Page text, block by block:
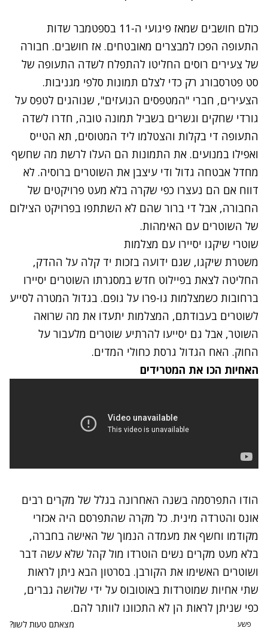
כולם חושבים שמאז פיגועי ה-11 בספטמבר שדות
התעופה הפכו למבצרים מאובטחים. אז חושבים. חבורה
של צעירים רוסים החליטו להתפלח לשדה התעופה של
סט פטרסבורג רק כדי לצלם תמונות סלפי מגניבות.
הצעירים, חברי "המטפסים הנועזים", שנוהגים לטפס על
גורדי שחקים וגשרים בשביל תמונה טובה, חדרו לשדה
התעופה די בקלות והצטלמו ליד המטוסים, תא הטייס
ואפילו במנועים. את התמונות הם העלו לרשת מה שחשף
מחדל אבטחה גדול ודי עיצבן את השוטרים ברוסיה. לא
דווח אם הם נעצרו כפי שקרה בלא מעט פרויקטים של
החבורה, אבל די ברור שהם לא השתתפו בפרויקט הצילום
של השוטרים עם האימהות.
שוטרי שיקגו יסיירו עם מצלמות
משטרת שיקגו, שגם ידועה בזכות יד קלה על ההדק,
החליטה לצאת בפיילוט חדש במסגרתו השוטרים יסיירו
ברחובות כשמצלמות גו-פרו על גופם. בגדול המטרה לסייע
לשוטרים בעבודתם, המצלמות יתעדו את מה שרואה
השוטר, אבל גם יסייעו להרתיע שוטרים מלעבור על
החוק. האח הגדול גרסת כחולי המדים.
האחיות הכו את המטרידים
הודו התפרסמה בשנה האחרונה בגלל של מקרים רבים
אונס והטרדה מינית. כל מקרה שהתפרסם היה אכזרי
מקודמו וחשף את מעמדה הנמוך של האישה בחברה,
בלא מעט מקרים נשים הוטרדו מול קהל שלא עשה דבר
ושוטרים האשימו את הקורבן. בסרטון הבא ניתן לראות
שתי אחיות שמוטרדות באוטובוס על ידי שלושה גברים,
כפי שניתן לראות הן לא התכוונו לוותר להם.
פשע מצאתם טעות לשון?